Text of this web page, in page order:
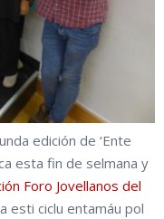
edición de ‘Ente
esta fin de selmana y
Foro Jovellanos del
esti ciclu entamáu pol